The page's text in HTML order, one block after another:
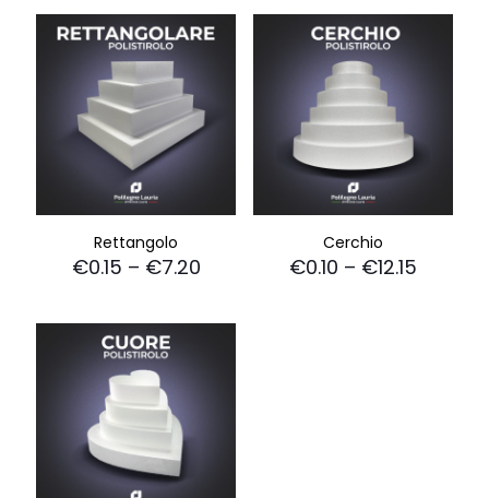
Rettangolo
€0.15 – €7.20
Cerchio
€0.10 – €12.15